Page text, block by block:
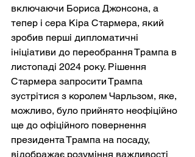
включаючи Бориса Джонсона, а
тепер і сера Кіра Стармера, який
зробив перші дипломатичні
ініціативи до переобрання Трампа в
листопаді 2024 року. Рішення
Стармера запросити Трампа
зустрітися з королем Чарльзом, яке,
можливо, було прийнято неофіційно
ще до офіційного повернення
президента Трампа на посаду,
відображає розуміння важливості